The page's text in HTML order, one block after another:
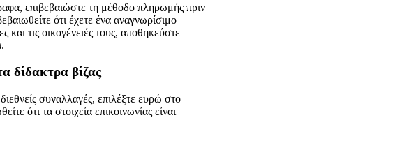
επιβεβαιώστε τη μέθοδο πληρωμής πριν
ότι έχετε ένα αναγνωρίσιμο
τις οικογένειές τους, αποθηκεύστε
δίδακτρα βίζας
συναλλαγές, επιλέξτε ευρώ στο
ότι τα στοιχεία επικοινωνίας είναι